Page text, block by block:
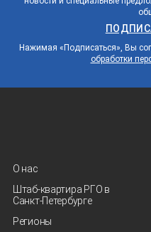
Нажимая «Подписаться», Вы
обработки
О нас
Штаб-квартира РГО в
Санкт‑Петербурге
Регионы